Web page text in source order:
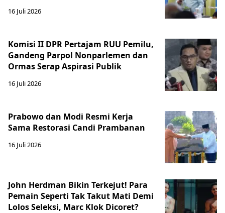
16 Juli 2026
Komisi II DPR Pertajam RUU Pemilu,
Gandeng Parpol Nonparlemen dan
Ormas Serap Aspirasi Publik
16 Juli 2026
Prabowo dan Modi Resmi Kerja
Sama Restorasi Candi Prambanan
16 Juli 2026
John Herdman Bikin Terkejut! Para
Pemain Seperti Tak Takut Mati Demi
Lolos Seleksi, Marc Klok Dicoret?